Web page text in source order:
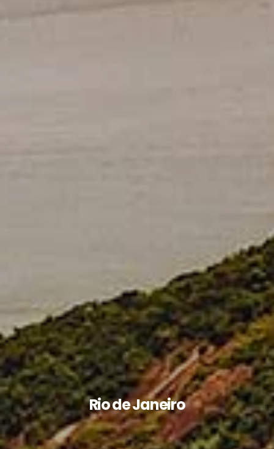
Rio de Janeiro